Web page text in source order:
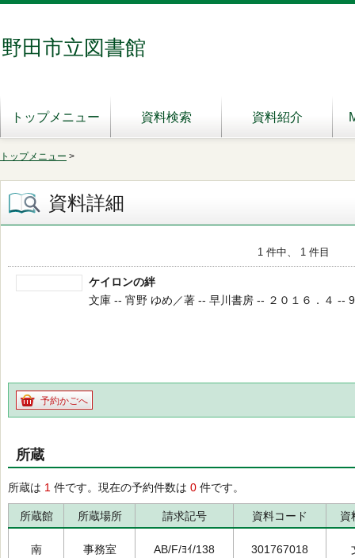
野田市立図書館
トップメニュー 資料検索 資料紹介
トップメニュー >
資料詳細
1 件中、 1 件目
ケイロンの絆
文庫 -- 宵野 ゆめ／著 -- 早川書房 -- ２０１６．４ --
予約かごへ
所蔵
所蔵は 1 件です。現在の予約件数は 0 件です。
所蔵館 所蔵場所 請求記号 資料コード 資
南 事務室 AB/F/ﾖｲ/138 301767018